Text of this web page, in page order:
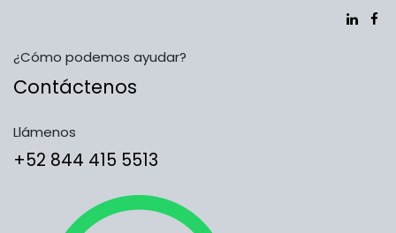
¿Cómo podemos ayudar?
Contáctenos
Llámenos
​​​​​​​​​​​​+5​2​ ​8​4​4​ ​4​1​5​ 5​5​1​3​​​​​​​​​​​​​​